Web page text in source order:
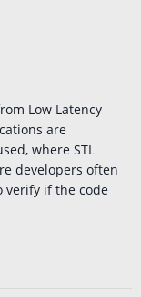
Low Latency
are
where STL
developers often
verify if the code